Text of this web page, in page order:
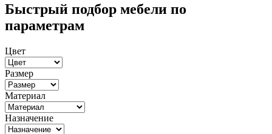
Быстрый подбор мебели по
параметрам
Цвет
Размер
Материал
Назначение